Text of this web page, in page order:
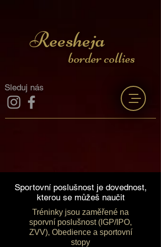
Sleduj nás
Reesheja
border collies
Sportovní poslušnost je dovednost,
kterou se můžeš naučit
Tréninky jsou zaměřené na
sporvní poslušnost (IGP/IPO,
ZVV), Obedience a sportovní
stopy